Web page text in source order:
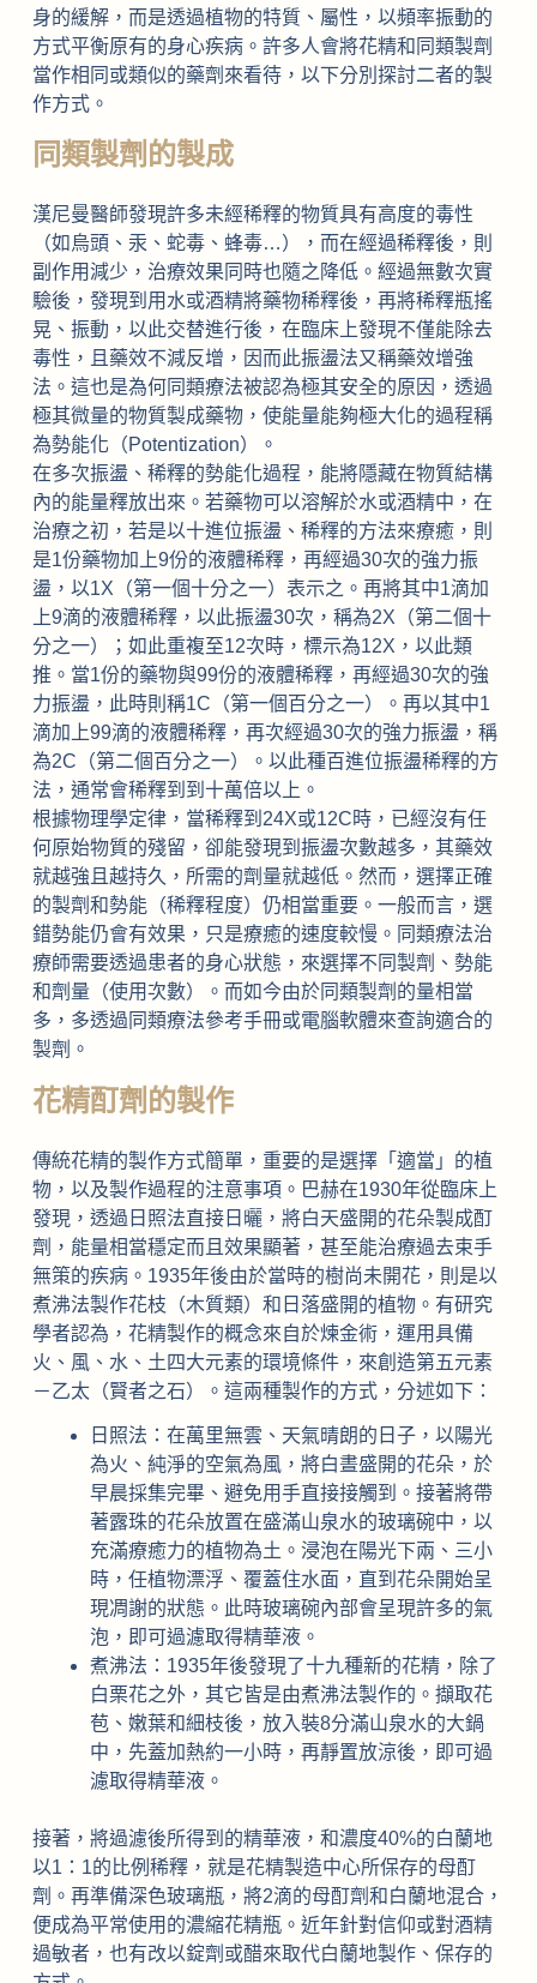
身的緩解，而是透過植物的特質、屬性，以頻率振動的
方式平衡原有的身心疾病。許多人會將花精和同類製劑
當作相同或類似的藥劑來看待，以下分別探討二者的製
作方式。
同類製劑的製成
漢尼曼醫師發現許多未經稀釋的物質具有高度的毒性
（如烏頭、汞、蛇毒、蜂毒…），而在經過稀釋後，則
副作用減少，治療效果同時也隨之降低。經過無數次實
驗後，發現到用水或酒精將藥物稀釋後，再將稀釋瓶搖
晃、振動，以此交替進行後，在臨床上發現不僅能除去
毒性，且藥效不減反增，因而此振盪法又稱藥效增強
法。這也是為何同類療法被認為極其安全的原因，透過
極其微量的物質製成藥物，使能量能夠極大化的過程稱
為勢能化（Potentization）。
在多次振盪、稀釋的勢能化過程，能將隱藏在物質結構
內的能量釋放出來。若藥物可以溶解於水或酒精中，在
治療之初，若是以十進位振盪、稀釋的方法來療癒，則
是1份藥物加上9份的液體稀釋，再經過30次的強力振
盪，以1X（第一個十分之一）表示之。再將其中1滴加
上9滴的液體稀釋，以此振盪30次，稱為2X（第二個十
分之一）；如此重複至12次時，標示為12X，以此類
推。當1份的藥物與99份的液體稀釋，再經過30次的強
力振盪，此時則稱1C（第一個百分之一）。再以其中1
滴加上99滴的液體稀釋，再次經過30次的強力振盪，稱
為2C（第二個百分之一）。以此種百進位振盪稀釋的方
法，通常會稀釋到到十萬倍以上。
根據物理學定律，當稀釋到24X或12C時，已經沒有任
何原始物質的殘留，卻能發現到振盪次數越多，其藥效
就越強且越持久，所需的劑量就越低。然而，選擇正確
的製劑和勢能（稀釋程度）仍相當重要。一般而言，選
錯勢能仍會有效果，只是療癒的速度較慢。同類療法治
療師需要透過患者的身心狀態，來選擇不同製劑、勢能
和劑量（使用次數）。而如今由於同類製劑的量相當
多，多透過同類療法參考手冊或電腦軟體來查詢適合的
製劑。
花精酊劑的製作
傳統花精的製作方式簡單，重要的是選擇「適當」的植
物，以及製作過程的注意事項。巴赫在1930年從臨床上
發現，透過日照法直接日曬，將白天盛開的花朵製成酊
劑，能量相當穩定而且效果顯著，甚至能治療過去束手
無策的疾病。1935年後由於當時的樹尚未開花，則是以
煮沸法製作花枝（木質類）和日落盛開的植物。有研究
學者認為，花精製作的概念來自於煉金術，運用具備
火、風、水、土四大元素的環境條件，來創造第五元素
－乙太（賢者之石）。這兩種製作的方式，分述如下：
日照法：在萬里無雲、天氣晴朗的日子，以陽光
為火、純淨的空氣為風，將白晝盛開的花朵，於
早晨採集完畢、避免用手直接接觸到。接著將帶
著露珠的花朵放置在盛滿山泉水的玻璃碗中，以
充滿療癒力的植物為土。浸泡在陽光下兩、三小
時，任植物漂浮、覆蓋住水面，直到花朵開始呈
現凋謝的狀態。此時玻璃碗內部會呈現許多的氣
泡，即可過濾取得精華液。
煮沸法：1935年後發現了十九種新的花精，除了
白栗花之外，其它皆是由煮沸法製作的。擷取花
苞、嫩葉和細枝後，放入裝8分滿山泉水的大鍋
中，先蓋加熱約一小時，再靜置放涼後，即可過
濾取得精華液。
接著，將過濾後所得到的精華液，和濃度40%的白蘭地
以1：1的比例稀釋，就是花精製造中心所保存的母酊
劑。再準備深色玻璃瓶，將2滴的母酊劑和白蘭地混合，
便成為平常使用的濃縮花精瓶。近年針對信仰或對酒精
過敏者，也有改以錠劑或醋來取代白蘭地製作、保存的